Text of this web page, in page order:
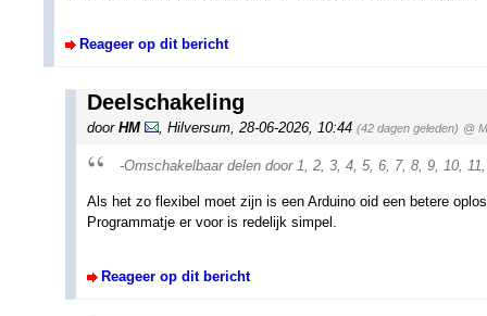
Reageer op dit bericht
Deelschakeling
door HM , Hilversum, 28-06-2026, 10:44 (42 dagen geleden) @
-Omschakelbaar delen door 1, 2, 3, 4, 5, 6, 7, 8, 9, 10,
Als het zo flexibel moet zijn is een Arduino oid een betere
Programmatje er voor is redelijk simpel.
Reageer op dit bericht